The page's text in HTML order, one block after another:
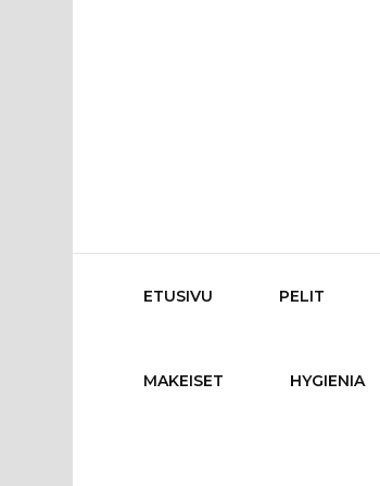
ETUSIVU PELIT
MAKEISET HYGIENIA